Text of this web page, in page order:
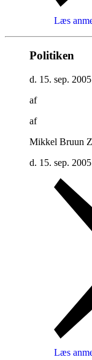
Læs
Politiken
d. 15. sep. 2005
af
af
Mikkel Bruun
d. 15. sep. 2005
Læs